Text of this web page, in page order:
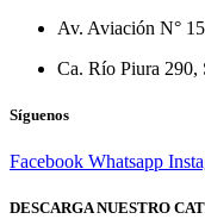
Av. Aviación N°
Ca. Río Piura 290,
Síguenos
Facebook Whatsapp
DESCARGA NUESTRO